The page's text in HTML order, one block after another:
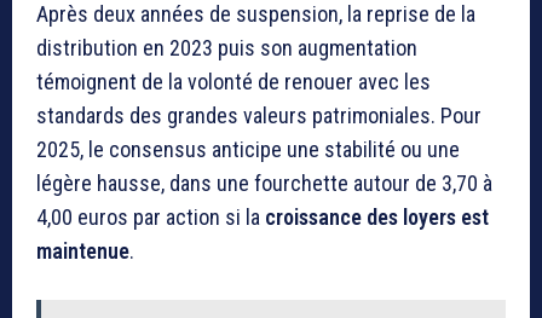
Après deux années de suspension, la reprise de la
distribution en 2023 puis son augmentation
témoignent de la volonté de renouer avec les
standards des grandes valeurs patrimoniales. Pour
2025, le consensus anticipe une stabilité ou une
légère hausse, dans une fourchette autour de 3,70 à
4,00 euros par action si la croissance des loyers est
maintenue.